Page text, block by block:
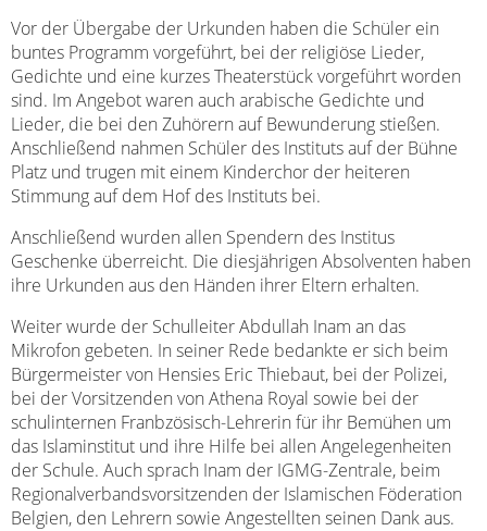
Vor der Übergabe der Urkunden haben die Schüler ein
buntes Programm vorgeführt, bei der religiöse Lieder,
Gedichte und eine kurzes Theaterstück vorgeführt worden
sind. Im Angebot waren auch arabische Gedichte und
Lieder, die bei den Zuhörern auf Bewunderung stießen.
Anschließend nahmen Schüler des Instituts auf der Bühne
Platz und trugen mit einem Kinderchor der heiteren
Stimmung auf dem Hof des Instituts bei.
Anschließend wurden allen Spendern des Institus
Geschenke überreicht. Die diesjährigen Absolventen haben
ihre Urkunden aus den Händen ihrer Eltern erhalten.
Weiter wurde der Schulleiter Abdullah Inam an das
Mikrofon gebeten. In seiner Rede bedankte er sich beim
Bürgermeister von Hensies Eric Thiebaut, bei der Polizei,
bei der Vorsitzenden von Athena Royal sowie bei der
schulinternen Franbzösisch-Lehrerin für ihr Bemühen um
das Islaminstitut und ihre Hilfe bei allen Angelegenheiten
der Schule. Auch sprach Inam der IGMG-Zentrale, beim
Regionalverbandsvorsitzenden der Islamischen Föderation
Belgien, den Lehrern sowie Angestellten seinen Dank aus.